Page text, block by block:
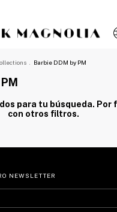
. Barbie DDM by PM
para tu búsqueda. Por
con otros filtros.
NEWSLETTER